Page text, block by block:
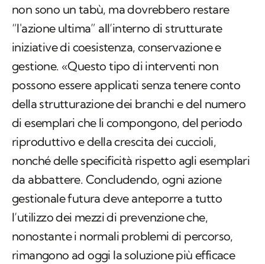
non sono un tabù, ma dovrebbero restare
“l'azione ultima” all’interno di strutturate
iniziative di coesistenza, conservazione e
gestione. «Questo tipo di interventi non
possono essere applicati senza tenere conto
della strutturazione dei branchi e del numero
di esemplari che li compongono, del periodo
riproduttivo e della crescita dei cuccioli,
nonché delle specificità rispetto agli esemplari
da abbattere. Concludendo, ogni azione
gestionale futura deve anteporre a tutto
l’utilizzo dei mezzi di prevenzione che,
nonostante i normali problemi di percorso,
rimangono ad oggi la soluzione più efficace